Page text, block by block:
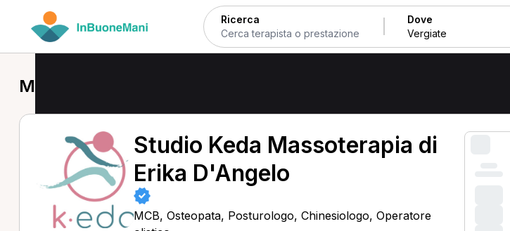
Ricerca Dove
MCB a Vergiate
Studio Keda Massoterapia di
Erika D'Angelo
MCB, Osteopata, Posturologo, Chinesiologo, Operatore